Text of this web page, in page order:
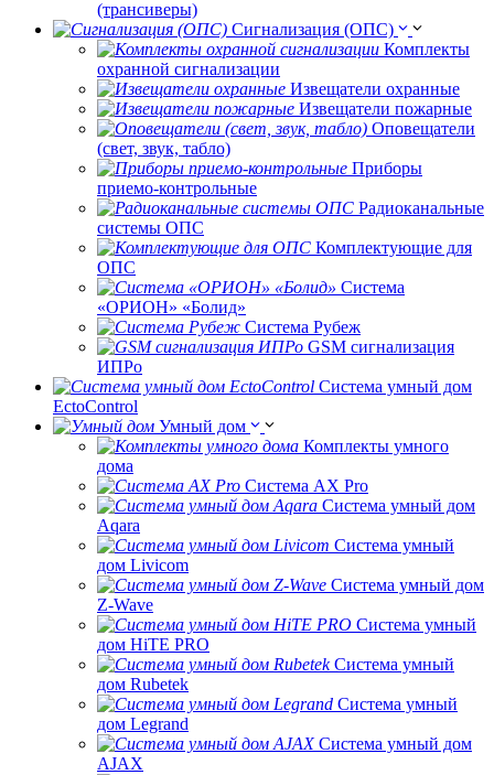
(трансиверы)
Сигнализация (ОПС)
Комплекты
охранной сигнализации
Извещатели охранные
Извещатели пожарные
Оповещатели
(свет, звук, табло)
Приборы
приемо-контрольные
Радиоканальные
системы ОПС
Комплектующие для
ОПС
Система
«ОРИОН» «Болид»
Система Рубеж
GSM сигнализация
ИПРо
Система умный дом
EctoControl
Умный дом
Комплекты умного
дома
Система AX Pro
Система умный дом
Aqara
Система умный
дом Livicom
Система умный дом
Z-Wave
Система умный
дом HiTE PRO
Система умный
дом Rubetek
Система умный
дом Legrand
Система умный дом
AJAX